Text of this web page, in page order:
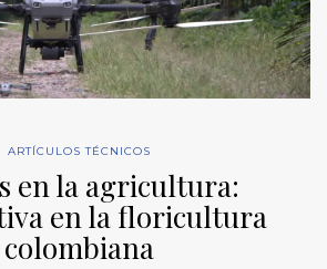
ARTÍCULOS TÉCNICOS
en la agricultura:
en la floricultura
colombiana